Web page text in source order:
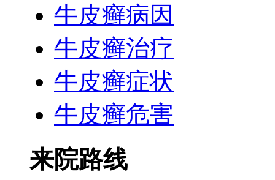
牛皮癣病因
牛皮癣治疗
牛皮癣症状
牛皮癣危害
来院路线